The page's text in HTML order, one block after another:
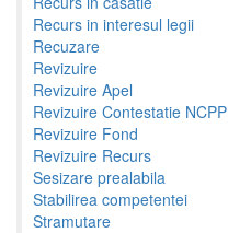
Recurs in interesul legii
Recuzare
Revizuire
Revizuire Apel
Revizuire Contestatie NCPP
Revizuire Fond
Revizuire Recurs
Sesizare prealabila
Stabilirea competentei
Stramutare